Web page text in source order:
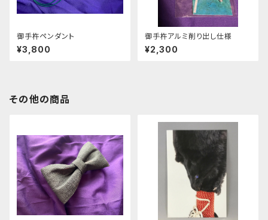
御手杵ペンダント
¥3,800
御手杵アルミ削り出し仕様
¥2,300
その他の商品